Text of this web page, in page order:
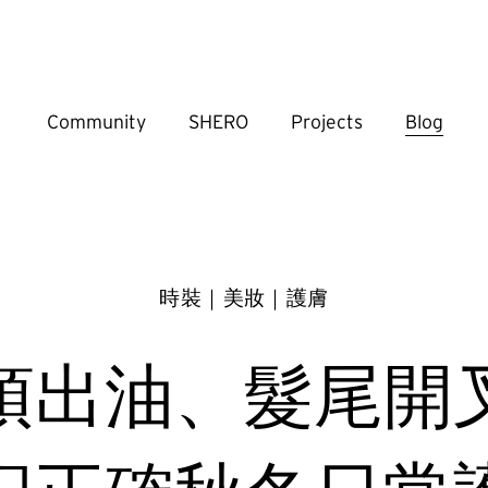
Community SHERO Projects Blog
出油、髮尾開
時裝｜美妝｜護膚